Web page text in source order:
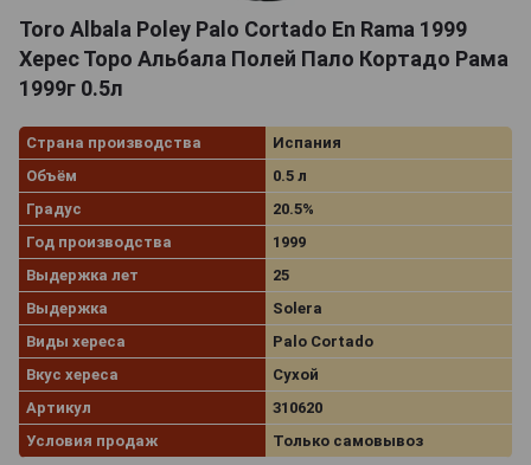
Toro Albala Poley Palo Cortado En Rama 1999
Херес Торо Альбала Полей Пало Кортадо Рама
1999г 0.5л
Страна производства
Испания
Объём
0.5 л
Градус
20.5%
Год производства
1999
Выдержка лет
25
Выдержка
Solera
Виды хереса
Palo Cortado
Вкус хереса
Сухой
Артикул
310620
Условия продаж
Только самовывоз